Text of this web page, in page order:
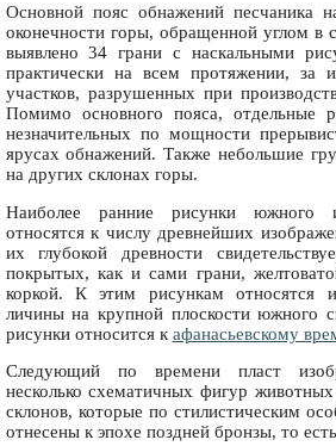
Основной пояс обнажений песчаника
оконечности горы, обращенной углом в
выявлено 34 грани с наскальными
практически на всем протяжении, за
участков, разрушенных при
Помимо основного пояса, отдельные
незначительных по мощности
ярусах обнажений. Также небольшие
на других склонах горы.
Наиболее ранние рисунки южного
относятся к числу древнейших
их глубокой древности
покрытых, как и сами грани,
коркой. К этим рисункам относятся
личины на крупной плоскости южного
рисунки относится к афанасьевскому
Следующий по времени пласт
несколько схематичных фигур
склонов, которые по стилистическим
отнесены к эпохе поздней бронзы, то есть